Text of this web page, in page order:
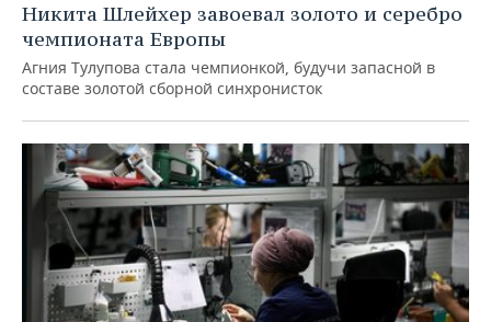
Никита Шлейхер завоевал золото и серебро
чемпионата Европы
Агния Тулупова стала чемпионкой, будучи запасной в
составе золотой сборной синхронисток